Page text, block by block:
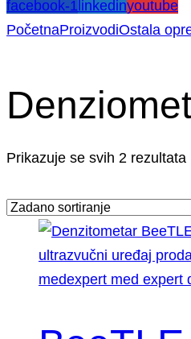
facebook-1 linkedinyoutube
PočetnaProizvodiOstala
Prikazuje se svih 2 rezultata